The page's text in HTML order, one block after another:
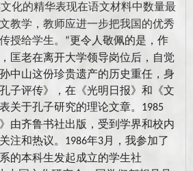
化的精华表现在语文材料中数量最
教学，教师应进一步把我国的优秀
授给学生。 ”更令人敬佩的是，作
匡老在离开大学领导岗位后，自觉
中山这份珍贵遗产的历史重任，身
子评传》，在《光明日报》和《文
关于孔子研究的理论文章。 1985
由齐鲁书社出版，受到学界和校内
注和热议。 1986年3月，我参加了
的本科生发起成立的学生社